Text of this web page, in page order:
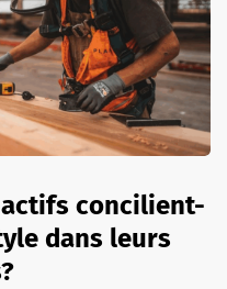
concilient-
dans leurs